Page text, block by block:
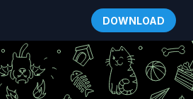
DOWNLOAD